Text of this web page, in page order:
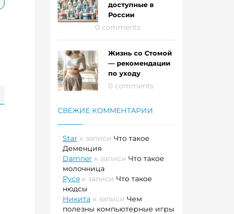
доступные в
России
0 comments
Жизнь со Стомой
— рекомендации
по уходу
0 comments
СВЕЖИЕ КОММЕНТАРИИ
Star к записи Что такое
Деменция
Damner к записи Что такое
молочница
Руся к записи Что такое
нюдсы
Никита к записи Чем
полезны компьютерные игры